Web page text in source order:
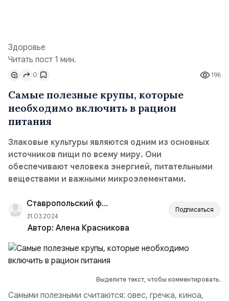
Здоровье
Читать пост 1 мин.
196
0
Самые полезные крупы, которые
необходимо включить в рацион
питания
Злаковые культуры являются одним из основных
источников пищи по всему миру. Они
обеспечивают человека энергией, питательными
веществами и важными микроэлементами.
Ставропольский филиал РАНХиГС
31.03.2024
Подписаться
Автор: Алена Красникова
Выделите текст, чтобы комментировать.
Самыми полезными считаются: овес, гречка, киноа,